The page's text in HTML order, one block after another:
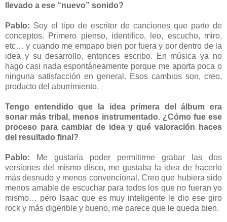
llevado a ese “nuevo” sonido?
Pablo: Soy el tipo de escritor de canciones que parte de
conceptos. Primero pienso, identifico, leo, escucho, miro,
etc… y cuando me empapo bien por fuera y por dentro de la
idea y su desarrollo, entonces escribo. En música ya no
hago casi nada espontáneamente porque me aporta poca o
ninguna satisfacción en general. Esos cambios son, creo,
producto del aburrimiento.
Tengo entendido que la idea primera del álbum era
sonar más tribal, menos instrumentado. ¿Cómo fue ese
proceso para cambiar de idea y qué valoración haces
del resultado final?
Pablo: Me gustaría poder permitirme grabar las dos
versiones del mismo disco, me gustaba la idea de hacerlo
más desnudo y menos convencional. Creo que hubiera sido
menos amable de escuchar para todos los que no fueran yo
mismo… pero Isaac que es muy inteligente le dio ese giro
rock y más digerible y bueno, me parece que le queda bien.